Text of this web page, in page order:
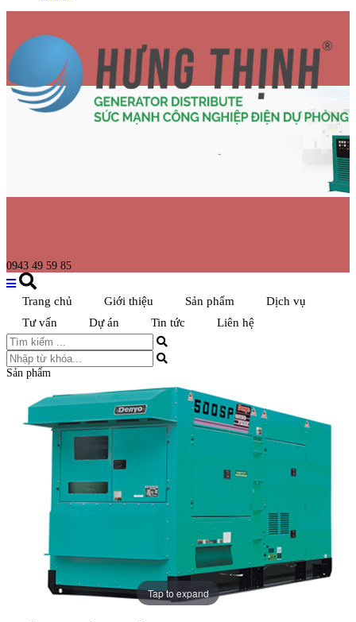
0943 49 59 85
Trang chủ Giới thiệu Sản phẩm
Dịch vụ
Tư vấn
Dự án Tin tức Liên hệ
Sản phẩm
Tap to expand